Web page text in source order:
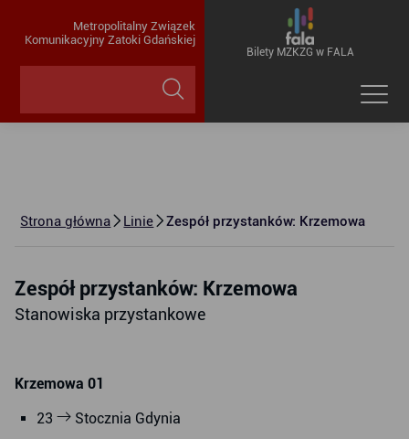
Metropolitalny Związek
Komunikacyjny Zatoki Gdańskiej
Bilety MZKZG w FALA
Strona główna Linie Zespół przystanków: Krzemowa
Zespół przystanków: Krzemowa
Stanowiska przystankowe
Krzemowa 01
23
Stocznia Gdynia